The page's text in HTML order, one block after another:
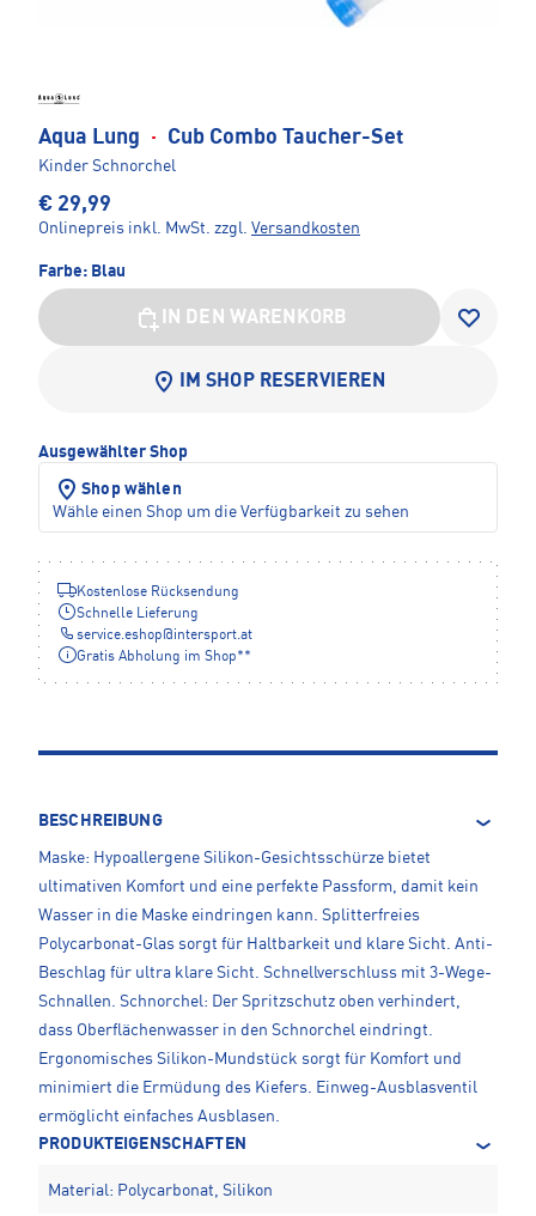
Aqua Lung · Cub Combo Taucher-Set
Kinder Schnorchel
€ 29,99
Onlinepreis inkl. MwSt. zzgl. Versandkosten
Farbe: Blau
IN DEN WARENKORB
IM SHOP RESERVIEREN
Ausgewählter Shop
Shop wählen
Wähle einen Shop um die Verfügbarkeit zu sehen
Kostenlose Rücksendung
Schnelle Lieferung
service.eshop@intersport.at
Gratis Abholung im Shop**
BESCHREIBUNG
Maske: Hypoallergene Silikon-Gesichtsschürze bietet
ultimativen Komfort und eine perfekte Passform, damit kein
Wasser in die Maske eindringen kann. Splitterfreies
Polycarbonat-Glas sorgt für Haltbarkeit und klare Sicht. Anti-
Beschlag für ultra klare Sicht. Schnellverschluss mit 3-Wege-
Schnallen. Schnorchel: Der Spritzschutz oben verhindert,
dass Oberflächenwasser in den Schnorchel eindringt.
Ergonomisches Silikon-Mundstück sorgt für Komfort und
minimiert die Ermüdung des Kiefers. Einweg-Ausblasventil
ermöglicht einfaches Ausblasen.
PRODUKTEIGENSCHAFTEN
Material: Polycarbonat, Silikon